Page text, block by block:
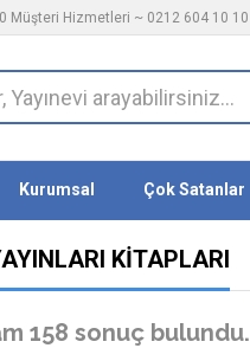
Müşteri Hizmetleri ~ 0212 604 10 10
Kurumsal Çok Satanlar
KITAPLARI
158 sonuç bulundu.